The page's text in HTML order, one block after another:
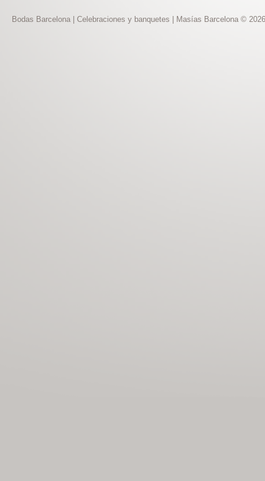
Bodas Barcelona | Celebraciones y banquetes | Masías Barcelona ©